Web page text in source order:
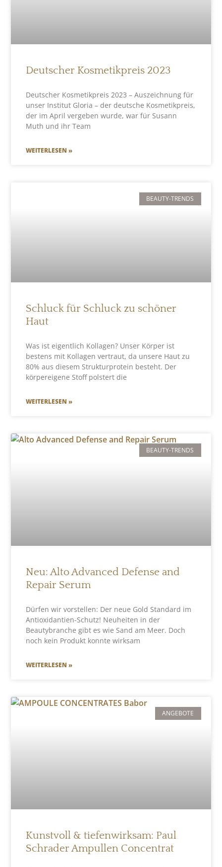
Deutscher Kosmetikpreis 2023
Deutscher Kosmetikpreis 2023 – Auszeichnung für
unser Institut Gloria – der deutsche Kosmetikpreis,
der im April vergeben wurde, war für Susann
Muth und ihr Team
WEITERLESEN »
BEAUTY-TRENDS
Schluck für Schluck zu schöner
Haut
Was ist eigentlich Kollagen? Unser Körper ist
bestens mit Kollagen vertraut, da unsere Haut zu
80% aus diesem Strukturprotein besteht. Der
körpereigene Stoff polstert die
WEITERLESEN »
BEAUTY-TRENDS
Neu: Alto Advanced Defense and
Repair Serum
Dürfen wir vorstellen: Der neue Gold Standard im
Antioxidantien-Schutz! Neuheiten in der
Beautybranche gibt es wie Sand am Meer. Doch
noch kein Produkt konnte wirksam
WEITERLESEN »
ANGEBOTE
Kunstvoll & tiefenwirksam: Paul
Schrader Ampullen Concentrat